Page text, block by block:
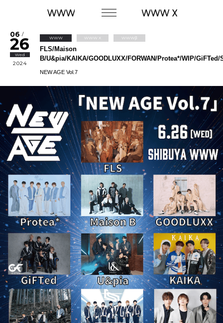
06 /
26
Wed
2024
WWW WWW X WWWβ
FLS/Maison
B/U&pia/KAIKA/GOODLUXX/FORWAN/Protea*/WIP/GiFTed/
NEW AGE Vol.7